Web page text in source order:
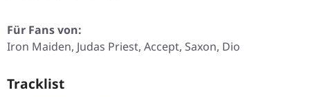
Für Fans von:
Iron Maiden, Judas Priest, Accept, Saxon, Dio
Tracklist